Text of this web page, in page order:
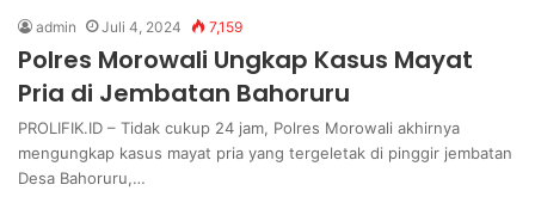
admin Juli 4, 2024 7,159
Polres Morowali Ungkap Kasus Mayat
Pria di Jembatan Bahoruru
PROLIFIK.ID – Tidak cukup 24 jam, Polres Morowali akhirnya
mengungkap kasus mayat pria yang tergeletak di pinggir jembatan
Desa Bahoruru,…